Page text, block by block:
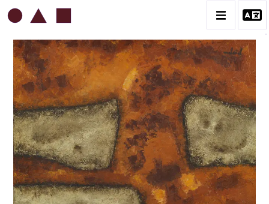
ROBERT MALAVAL
BIOGRAPHIE
CATALOGUE DES OEUVRES
CONTACT